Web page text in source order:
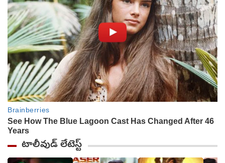
టాలీవుడ్ లేటెస్ట్